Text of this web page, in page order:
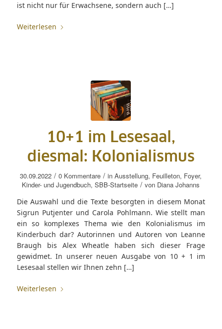
ist nicht nur für Erwachsene, sondern auch […]
Weiterlesen
10+1 im Lesesaal,
diesmal: Kolonialismus
30.09.2022 / 0 Kommentare / inAusstellung, Feuilleton, Foyer,
Kinder- und Jugendbuch,SBB-Startseite / von Diana Johanns
Die Auswahl und die Texte besorgten in diesem Monat
Sigrun Putjenter und Carola Pohlmann. Wie stellt man
ein so komplexes Thema wie den Kolonialismus im
Kinderbuch dar? Autorinnen und Autoren von Leanne
Braugh bis Alex Wheatle haben sich dieser Frage
gewidmet. In unserer neuen Ausgabe von 10 + 1 im
Lesesaal stellen wir Ihnen zehn […]
Weiterlesen